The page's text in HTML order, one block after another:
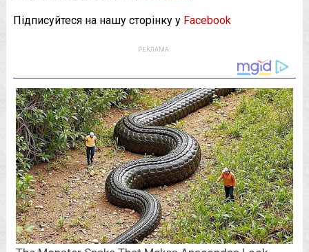
Підписуйтеся на нашу сторінку у Facebook
РЕКЛАМА: